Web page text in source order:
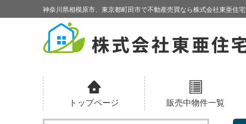
神奈川県相模原市、東京都町田市で不動産売買なら株式会社東亜住宅
トップページ 販売中物件一覧